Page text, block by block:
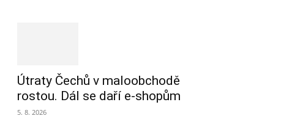
Útraty Čechů v maloobchodě
rostou. Dál se daří e-shopům
5. 8. 2026